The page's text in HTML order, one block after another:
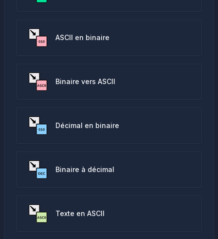
ASCII en binaire
Binaire vers ASCII
Décimal en binaire
Binaire à décimal
Texte en ASCII